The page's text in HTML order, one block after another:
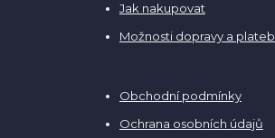
Jak nakupovat
Možnosti dopravy a plateb
Obchodní podmínky
Ochrana osobních údajů